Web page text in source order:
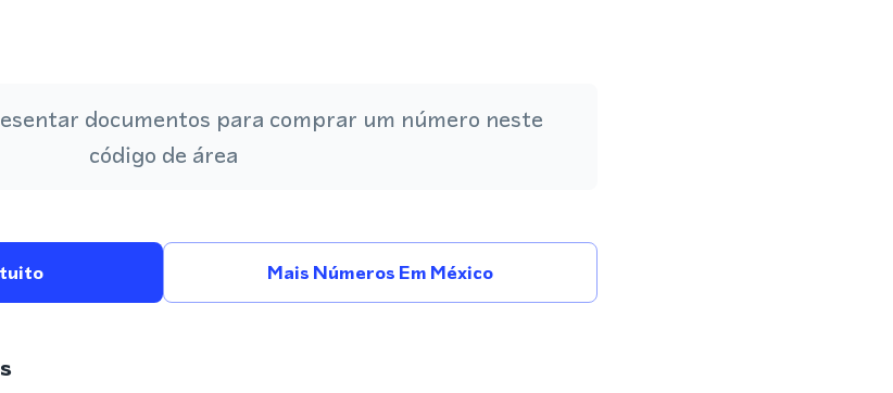
documentos para comprar um número neste
código de área
Mais Números Em México